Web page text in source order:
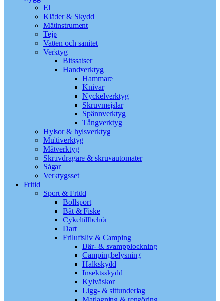
El
Kläder & Skydd
Mätinstrument
Tejp
Vatten och sanitet
Verktyg
Bitssatser
Handverktyg
Hammare
Knivar
Nyckelverktyg
Skruvmejslar
Spännverktyg
Tångverktyg
Hylsor & hylsverktyg
Multiverktyg
Mätverktyg
Skruvdragare & skruvautomater
Sågar
Verktygsset
Fritid
Sport & Fritid
Bollsport
Båt & Fiske
Cykeltillbehör
Dart
Friluftsliv & Camping
Bär- & svampplockning
Campingbelysning
Halkskydd
Insektsskydd
Kylväskor
Ligg- & sittunderlag
Matlagning & rengöring